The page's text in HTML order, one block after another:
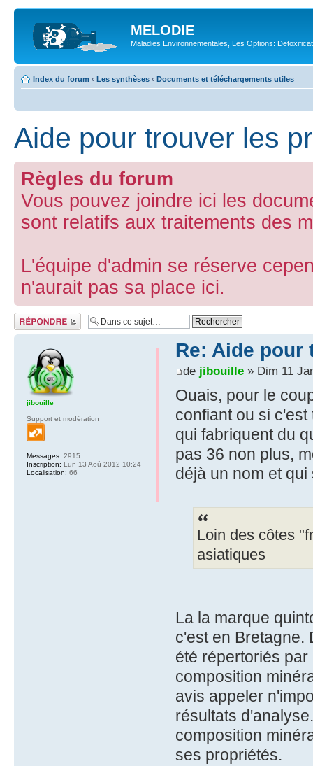
MELODIE
Maladies Environnementales, Les Options:
Index du forum ‹ Les synthèses ‹ Documents et téléchargements utiles
Aide pour trouver les
Règles du forum
Vous pouvez joindre ici les
sont relatifs aux traitements des
L'équipe d'admin se réserve
n'aurait pas sa place ici.
Répondre
Re: Aide
de jibouille» Dim 11
Ouais, pour le
confiant ou si
qui fabriquent du
pas 36 non plus,
déjà un nom et
Loin des côtes
asiatiques
La la marque
c'est en Bretagne.
été répertoriés
composition
avis appeler
résultats
composition
ses propriétés.
jibouille
Support et modération
Messages: 2915
Inscription: Lun 13 Aoû 2012 10:24
Localisation: 66